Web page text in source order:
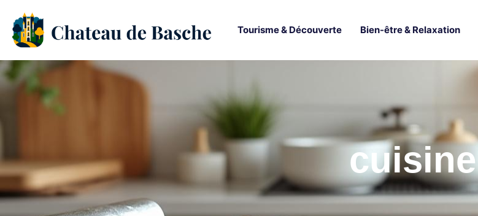
Tourisme & Découverte Bien-être & Relaxation
cuisine